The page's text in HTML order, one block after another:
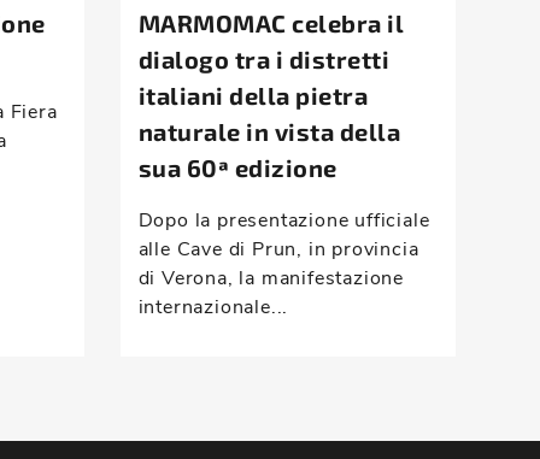
Fiera
MARMOMAC celebra il
dialogo tra i distretti
italiani della pietra
naturale in vista della
sua 60ª edizione
Dopo la presentazione ufficiale
alle Cave di Prun, in provincia
di Verona, la manifestazione
internazionale...